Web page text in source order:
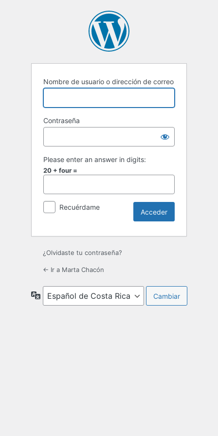
Nombre de usuario o dirección de correo
Contraseña
Please enter an answer in digits:
20 + four =
Recuérdame
¿Olvidaste tu contraseña?
← Ir a Marta Chacón
Idioma